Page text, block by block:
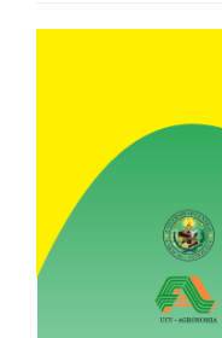
Barra
artículo